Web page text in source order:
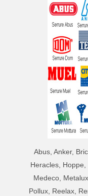
Abus, Anker,
Heracles,
Medeco,
Pollux, Reelax,